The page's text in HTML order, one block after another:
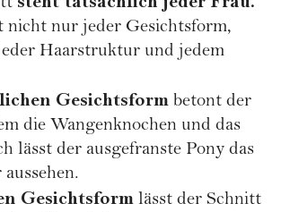
nicht nur jeder Gesichtsform,
Haarstruktur und jedem
Gesichtsform betont der
die Wangenknochen und das
lässt der ausgefranste Pony das
Gesichtsform lässt der Schnitt